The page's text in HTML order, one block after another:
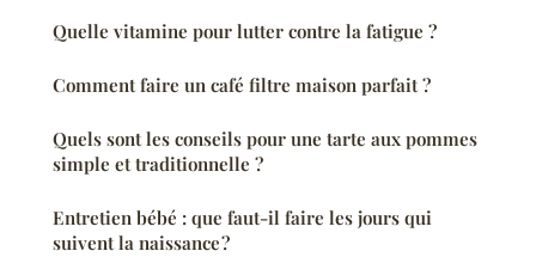
Quelle vitamine pour lutter contre la fatigue ?
Comment faire un café filtre maison parfait ?
Quels sont les conseils pour une tarte aux pommes
simple et traditionnelle ?
Entretien bébé : que faut-il faire les jours qui
suivent la naissance ?